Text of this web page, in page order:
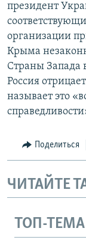
президент
организации
Крыма
Страны Запада
Россия
называет это
Поделиться
ЧИТАЙТЕ
ТОП-ТЕМА